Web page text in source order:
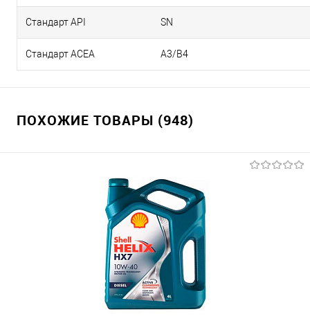
Стандарт API SN
Стандарт ACEA А3/В4
ПОХОЖИЕ ТОВАРЫ (948)